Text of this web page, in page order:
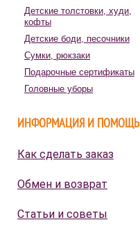
Детские толстовки, худи,
кофты
Детские боди, песочники
Сумки, рюкзаки
Подарочные сертификаты
Головные уборы
ИНФОРМАЦИЯ И ПОМОЩЬ
Как сделать заказ
Обмен и возврат
Статьи и советы